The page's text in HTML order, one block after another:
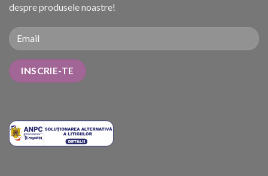
despre produsele noastre!